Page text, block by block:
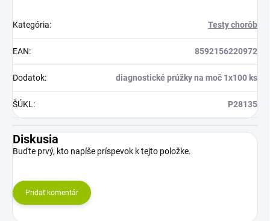
Kategória: Testy chorôb
EAN: 8592156220972
Dodatok: diagnostické prúžky na moč 1x100 ks
ŠÚKL : P28135
Diskusia
Buďte prvý, kto napíše príspevok k tejto položke.
Pridať komentár